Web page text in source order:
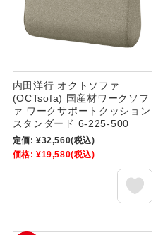
内田洋行 オクトソファ
(OCTsofa) 国産材ワークソフ
ァ ワークサポートクッション
スタンダード 6-225-500
定価: ¥32,560(税込)
価格: ¥19,580(税込)